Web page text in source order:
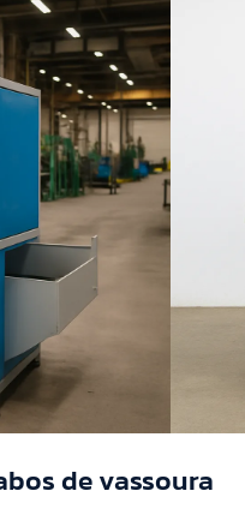
de vassoura